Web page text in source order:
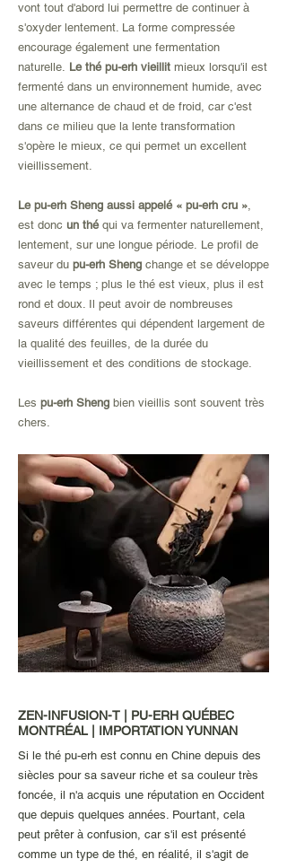
vont tout d'abord lui permettre de continuer à
s'oxyder lentement. La forme compressée
encourage également une fermentation
naturelle. Le thé pu-erh vieillit mieux lorsqu'il est
fermenté dans un environnement humide, avec
une alternance de chaud et de froid, car c'est
dans ce milieu que la lente transformation
s'opère le mieux, ce qui permet un excellent
vieillissement.
Le pu-erh Sheng aussi appelé « pu-erh cru »,
est donc un thé qui va fermenter naturellement,
lentement, sur une longue période. Le profil de
saveur du pu-erh Sheng change et se développe
avec le temps ; plus le thé est vieux, plus il est
rond et doux. Il peut avoir de nombreuses
saveurs différentes qui dépendent largement de
la qualité des feuilles, de la durée du
vieillissement et des conditions de stockage.
Les pu-erh Sheng bien vieillis sont souvent très
chers.
ZEN-INFUSION-T | PU-ERH QUÉBEC
MONTRÉAL | IMPORTATION YUNNAN
Si le thé pu-erh est connu en Chine depuis des
siècles pour sa saveur riche et sa couleur très
foncée, il n'a acquis une réputation en Occident
que depuis quelques années. Pourtant, cela
peut prêter à confusion, car s'il est présenté
comme un type de thé, en réalité, il s'agit de